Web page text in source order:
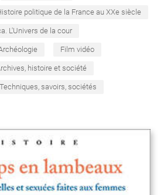
politique de la France au XXe siècle
L'Univers de la cour
Film vidéo
histoire et société
Techniques, savoirs, sociétés